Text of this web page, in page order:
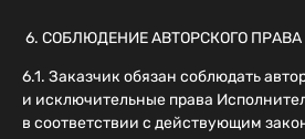
6. СОБЛЮДЕНИЕ АВТОРСКОГО ПРАВА
6.1. Заказчик обязан соблюдать
и исключительные права
в соответствии с действующим